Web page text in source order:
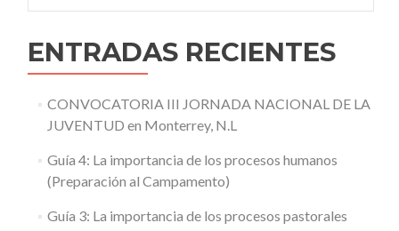
ENTRADAS RECIENTES
CONVOCATORIA III JORNADA NACIONAL DE LA
JUVENTUD en Monterrey, N.L
Guía 4: La importancia de los procesos humanos
(Preparación al Campamento)
Guía 3: La importancia de los procesos pastorales